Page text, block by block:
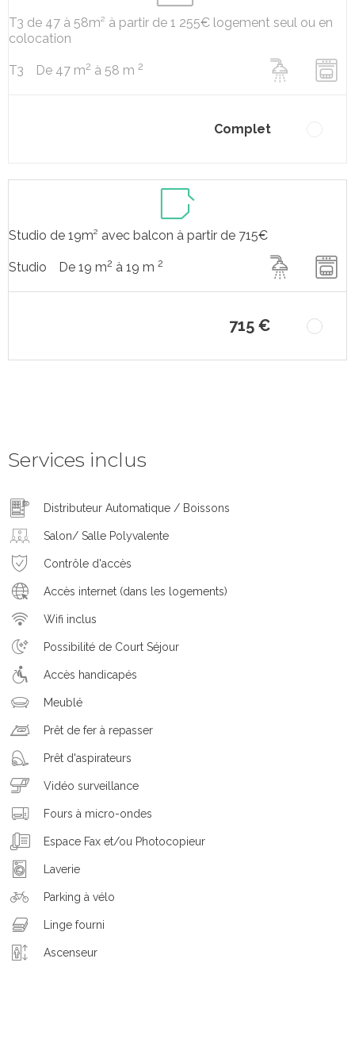
T3 de 47 à 58m² à partir de 1 255€ logement seul ou en
colocation
T3 De 47 m2 à 58 m 2
Complet
Studio de 19m² avec balcon à partir de 715€
Studio De 19 m2 à 19 m 2
715 €
Services inclus
Distributeur Automatique / Boissons
Salon/ Salle Polyvalente
Contrôle d'accès
Accès internet (dans les logements)
Wifi inclus
Possibilité de Court Séjour
Accès handicapés
Meublé
Prêt de fer à repasser
Prêt d'aspirateurs
Vidéo surveillance
Fours à micro-ondes
Espace Fax et/ou Photocopieur
Laverie
Parking à vélo
Linge fourni
Ascenseur